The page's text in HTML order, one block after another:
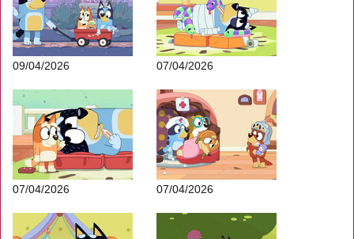
09/04/2026 07/04/2026
07/04/2026 07/04/2026